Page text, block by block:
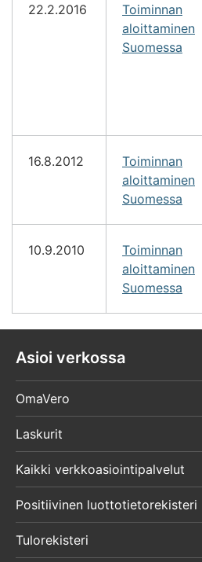
22.2.2016
Toiminnan
aloittaminen
Suomessa
16.8.2012
Toiminnan
aloittaminen
Suomessa
10.9.2010
Toiminnan
aloittaminen
Suomessa
Asioi verkossa
OmaVero
Laskurit
Kaikki verkkoasiointipalvelut
Positiivinen luottotietorekisteri
Tulorekisteri